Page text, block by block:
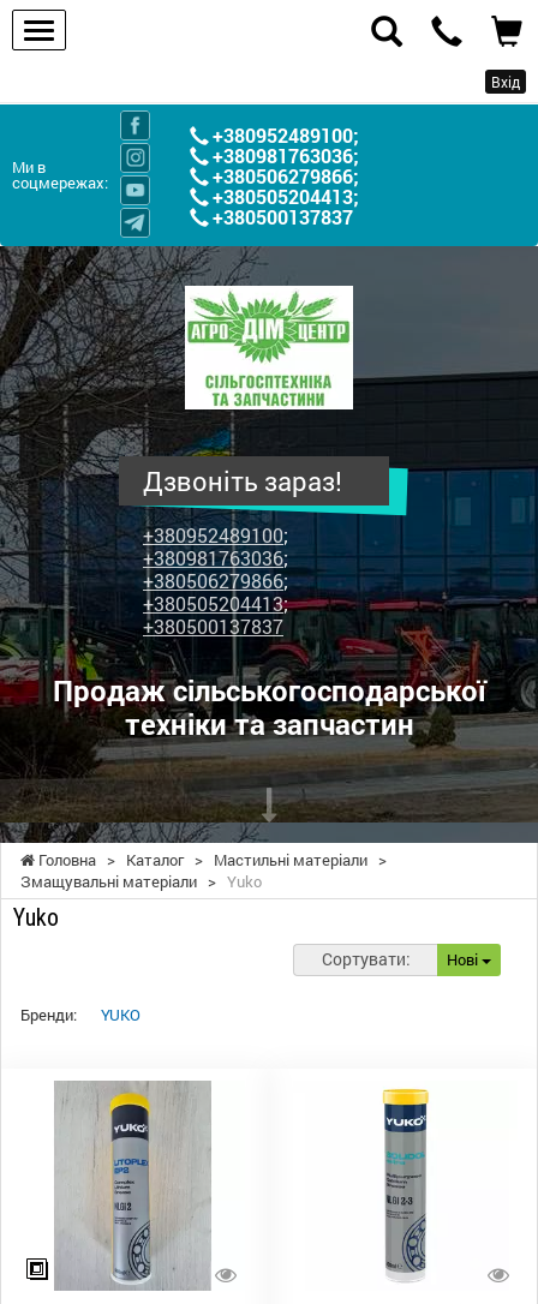
Вхід
Ми в
соцмережах:
+380952489100;
+380981763036;
+380506279866;
+380505204413;
+380500137837
ПП
"Агродім-
центр"
-
продаж
сільськогосподарської
техніки
та
запчастин
Дзвоніть зараз!
+380952489100;
+380981763036;
+380506279866;
+380505204413;
+380500137837
Продаж сільськогосподарської
техніки та запчастин
Головна > Каталог > Мастильні матеріали >
Змащувальні матеріали > Yuko
Yuko
Сортувати: Нові
Бренди: YUKO